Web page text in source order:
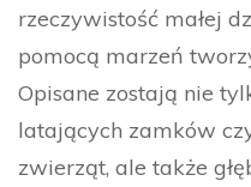
rzeczywistość małej
pomocą marzeń
Opisane zostają nie
latających zamków
zwierząt, ale także